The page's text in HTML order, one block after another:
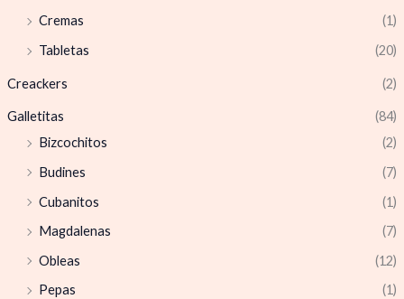
Cremas
(1)
Tabletas
(20)
Creackers (2)
Galletitas
(84)
Bizcochitos
(2)
Budines
(7)
Cubanitos
(1)
Magdalenas
(7)
Obleas
(12)
Pepas
(1)